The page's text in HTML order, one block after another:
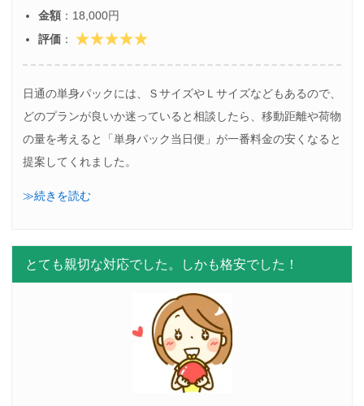
金額：18,000円
評価：
日通の単身パックには、ＳサイズやＬサイズなどもあるので、
どのプランが良いか迷っていると相談したら、移動距離や荷物
の量を考えると「単身パック当日便」が一番料金の安くなると
提案してくれました。
≫続きを読む
とても親切な対応でした。しかも格安でした！